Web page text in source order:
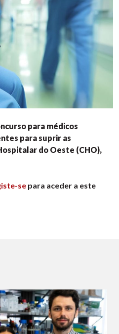
para médicos
para suprir as
do Oeste (CHO),
se para aceder a este